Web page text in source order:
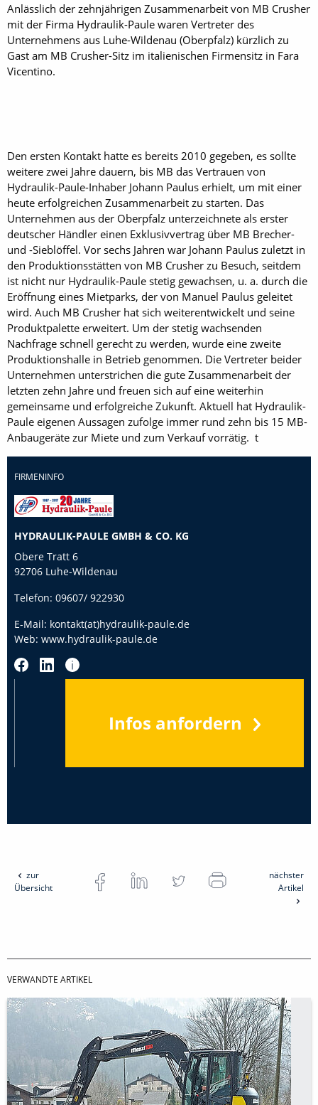
Anlässlich der zehnjährigen Zusammenarbeit von MB Crusher
mit der Firma Hydraulik-Paule waren Vertreter des
Unternehmens aus Luhe-Wildenau (Oberpfalz) kürzlich zu
Gast am MB Crusher-Sitz im italienischen Firmensitz in Fara
Vicentino.
Den ersten Kontakt hatte es bereits 2010 gegeben, es sollte
weitere zwei Jahre dauern, bis MB das Vertrauen von
Hydraulik-Paule-Inhaber Johann Paulus erhielt, um mit einer
heute erfolgreichen Zusammenarbeit zu starten. Das
Unternehmen aus der Oberpfalz unter­zeichnete als erster
deutscher Händler einen Exklusivvertrag über MB Brecher-
und -Sieblöffel. Vor sechs Jahren war Johann Paulus zuletzt in
den Produktionsstätten von MB Crusher zu Besuch, seitdem
ist nicht nur Hydraulik-Paule stetig gewachsen, u. a. durch die
Eröffnung eines Mietparks, der von Manuel Paulus geleitet
wird. Auch MB Crusher hat sich weiterentwickelt und seine
Produktpalette erweitert. Um der stetig wachsenden
Nachfrage schnell gerecht zu werden, wurde eine zweite
Produktionshalle in Betrieb genommen. Die Vertreter beider
Unternehmen unterstrichen die gute Zusammenarbeit der
letzten zehn Jahre und freuen sich auf eine weiterhin
gemeinsame und erfolgreiche Zukunft. Aktuell hat Hydraulik-
Paule eigenen Aussagen zufolge immer rund zehn bis 15 MB-
Anbaugeräte zur Miete und zum Verkauf vorrätig. t
FIRMENINFO
HYDRAULIK-PAULE GMBH & CO. KG
Obere Tratt 6
92706 Luhe-Wildenau
Telefon: 09607/ 922930
E-Mail: kontakt(at)hydraulik-paule.de
Web: www.hydraulik-paule.de
Infos anfordern
zur
Übersicht
nächster
Artikel
VERWANDTE ARTIKEL